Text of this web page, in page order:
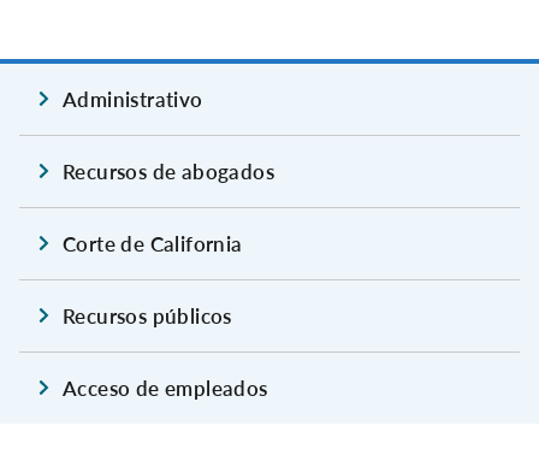
Administrativo
Recursos de abogados
Corte de California
Recursos públicos
Acceso de empleados